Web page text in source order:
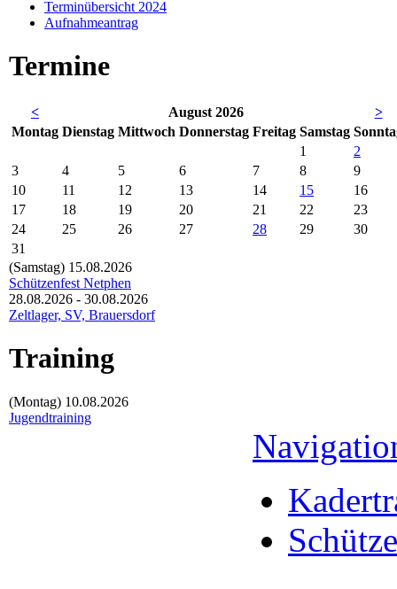
Terminübersicht 2024
Aufnahmeantrag
Termine
< August 2026
>
Montag Dienstag Mittwoch Donnerstag Freitag Samstag So
1
2
3
4 5 6 7 8
9
10
11 12 13 14 15
16
17
18 19 20 21 22
23
24
25 26 27 28 29
30
31
(Samstag) 15.08.2026
Schützenfest Netphen
28.08.2026 - 30.08.2026
Zeltlager, SV, Brauersdorf
Training
(Montag) 10.08.2026
Jugendtraining